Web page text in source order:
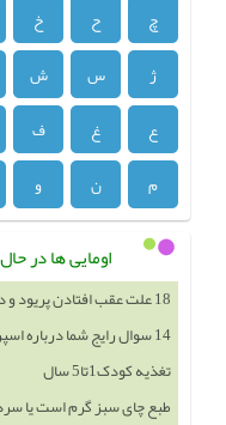
چ
ح خ
ژ
س ش
ع
غ ف
م
ن و
اومایی ها در
18 علت عقب افتادن پریود و درد زیر شکم
14 سوال رایج شما درباره اسپرم
تغذیه کودک1تا5 سال
طبع چای سبز گرم است یا